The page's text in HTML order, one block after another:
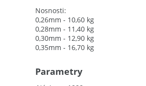
Nosnosti:
0,26mm - 10,60 kg
0,28mm - 11,40 kg
0,30mm - 12,90 kg
0,35mm - 16,70 kg
Parametry